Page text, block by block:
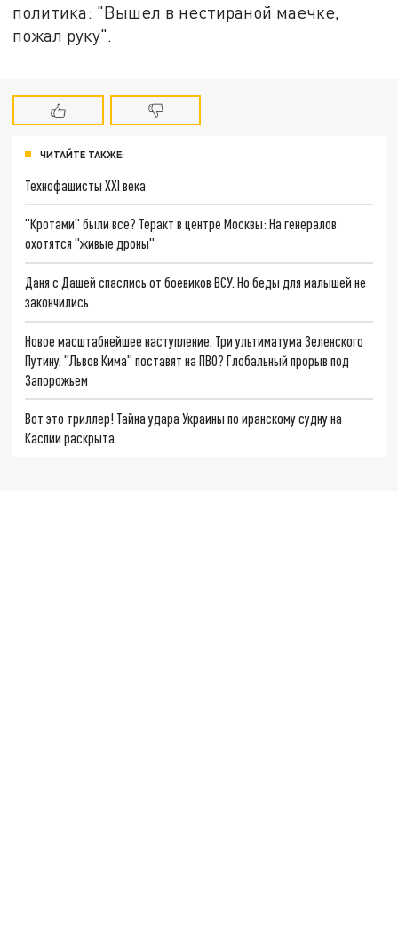
политика: "Вышел в нестираной маечке,
пожал руку".
ЧИТАЙТЕ ТАКЖЕ:
Технофашисты XXI века
"Кротами" были все? Теракт в центре Москвы: На генералов
охотятся "живые дроны"
Даня с Дашей спаслись от боевиков ВСУ. Но беды для малышей не
закончились
Новое масштабнейшее наступление. Три ультиматума Зеленского
Путину. "Львов Кима" поставят на ПВО? Глобальный прорыв под
Запорожьем
Вот это триллер! Тайна удара Украины по иранскому судну на
Каспии раскрыта